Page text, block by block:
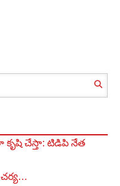
కృషి చేస్తా: టిడిపి నేత